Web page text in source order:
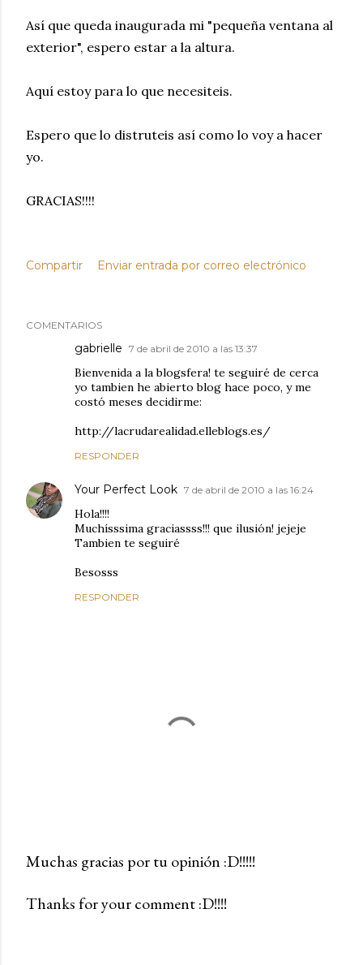
Así que queda inaugurada mi "pequeña ventana al
exterior", espero estar a la altura.
Aquí estoy para lo que necesiteis.
Espero que lo distruteis así como lo voy a hacer
yo.
GRACIAS!!!!
Compartir Enviar entrada por correo electrónico
COMENTARIOS
gabrielle 7 de abril de 2010 a las 13:37
Bienvenida a la blogsfera! te seguiré de cerca
yo tambien he abierto blog hace poco, y me
costó meses decidirme:
http://lacrudarealidad.elleblogs.es/
RESPONDER
Your Perfect Look 7 de abril de 2010 a las 16:24
Hola!!!!
Muchísssima graciassss!!! que ilusión! jejeje
Tambien te seguiré
Besosss
RESPONDER
u
Muchas gracias por tu opinión :D!!!!!
Thanks for your comment :D!!!!